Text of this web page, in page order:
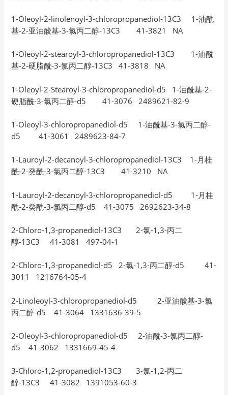
1-Oleoyl-2-linolenoyl-3-chloropropanediol-13C3 1-油酰
基-2-亚油酸基-3-氯丙二醇-13C3 41-3821 NA
1-Oleoyl-2-stearoyl-3-chloropropanediol-13C3 1-油酰
基-2-硬脂酰-3-氯丙二醇-13C3 41-3818 NA
1-Oleoyl-2-Stearoyl-3-chloropropanediol-d5 1-油酰基-2-
硬脂酰-3-氯丙二醇-d5 41-3076 2489621-82-9
1-Oleoyl-3-chloropropanediol-d5 1-油酰基-3-氯丙二醇-
d5 41-3061 2489623-84-7
1-Lauroyl-2-decanoyl-3-chloropropanediol-13C3 1-月桂
酰-2-癸酰-3-氯丙二醇-13C3 41-3210 NA
1-Lauroyl-2-decanoyl-3-chloropropanediol-d5 1-月桂
酰-2-癸酰-3-氯丙二醇-d5 41-3075 2692623-34-8
2-Chloro-1,3-propanediol-13C3 2-氯-1,3-丙二
醇-13C3 41-3081 497-04-1
2-Chloro-1,3-propanediol-d5 2-氯-1,3-丙二醇-d5 41-
3011 1216764-05-4
2-Linoleoyl-3-chloropropanediol-d5 2-亚油酸基-3-氯
丙二醇-d5 41-3064 1331636-39-5
2-Oleoyl-3-chloropropanediol-d5 2-油酰-3-氯丙二醇-
d5 41-3062 1331669-45-4
3-Chloro-1,2-propanediol-13C3 3-氯-1,2-丙二
醇-13C3 41-3082 1391053-60-3